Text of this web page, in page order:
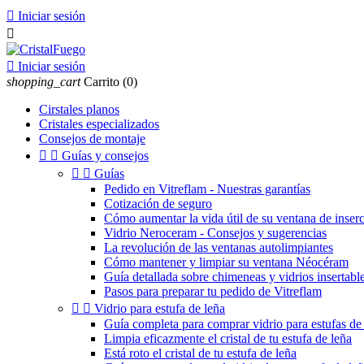
 Iniciar sesión

 Iniciar sesión
shopping_cart Carrito (0)
Cirstales planos
Cristales especializados
Consejos de montaje
  Guías y consejos
  Guías
Pedido en Vitreflam - Nuestras garantías
Cotización de seguro
Cómo aumentar la vida útil de su ventana de
Vidrio Neroceram - Consejos y sugerencias
La revolución de las ventanas autolimpiantes
Cómo mantener y limpiar su ventana Néocéram
Guía detallada sobre chimeneas y vidrios
Pasos para preparar tu pedido de Vitreflam
  Vidrio para estufa de leña
Guía completa para comprar vidrio para estufas de
Limpia eficazmente el cristal de tu estufa de leña
Está roto el cristal de tu estufa de leña